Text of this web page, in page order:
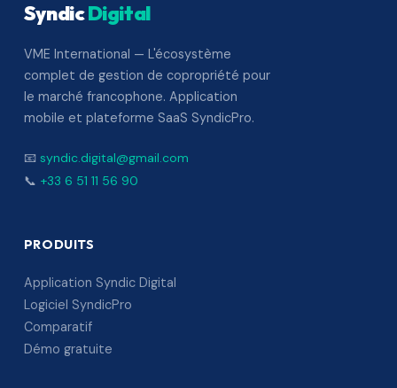
SyndicDigital
VME International — L'écosystème
complet de gestion de copropriété pour
le marché francophone. Application
mobile et plateforme SaaS SyndicPro.
📧 syndic.digital@gmail.com
📞 +33 6 51 11 56 90
PRODUITS
Application Syndic Digital
Logiciel SyndicPro
Comparatif
Démo gratuite